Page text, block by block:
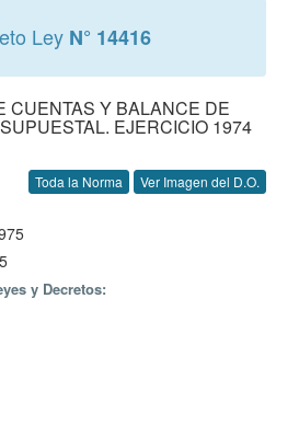
Ley N° 14416
CUENTAS Y BALANCE DE
EJERCICIO 1974
Toda la Norma Ver Imagen del D.O.
y Decretos: